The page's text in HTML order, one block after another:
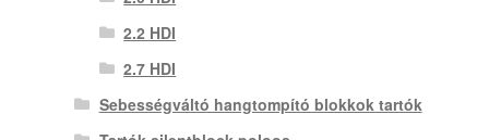
2.2 HDI
2.7 HDI
Sebességváltó hangtompító blokkok tartók